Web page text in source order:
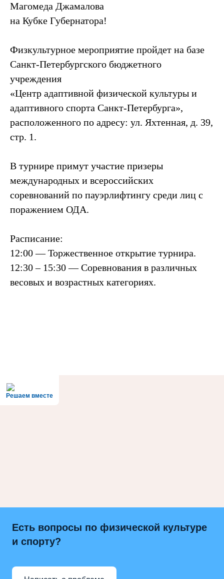
Магомеда Джамалова
на Кубке Губернатора!
Физкультурное мероприятие пройдет на базе
Санкт-Петербургского бюджетного
учреждения
«Центр адаптивной физической культуры и
адаптивного спорта Санкт-Петербурга»,
расположенного по адресу: ул. Яхтенная, д. 39,
стр. 1.
В турнире примут участие призеры
международных и всероссийских
соревнований по пауэрлифтингу среди лиц с
поражением ОДА.
Расписание:
12:00 — Торжественное открытие турнира.
12:30 – 15:30 — Соревнования в различных
весовых и возрастных категориях.
Решаем вместе
Есть вопросы по физической культуре
и спорту?